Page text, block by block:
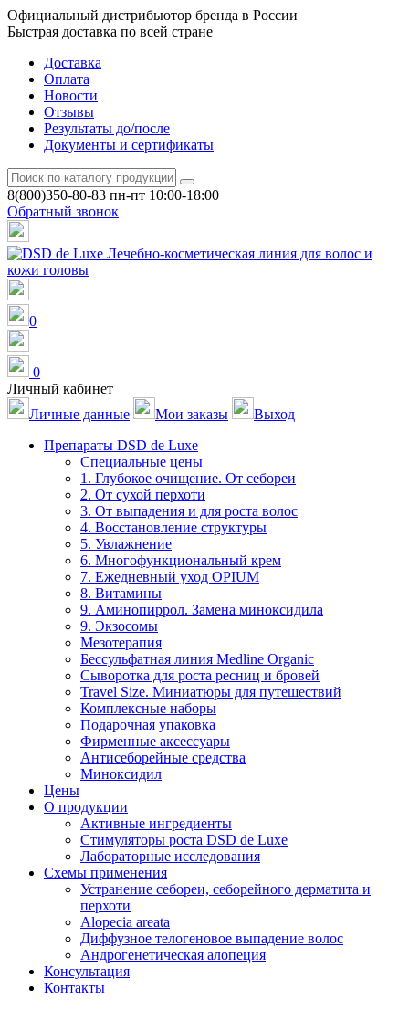
Официальный дистрибьютор бренда в России
Быстрая доставка по всей стране
Доставка
Оплата
Новости
Отзывы
Результаты до/после
Документы и сертификаты
8(800)350-80-83 пн-пт 10:00-18:00
Обратный звонок
0
0
Личный кабинет
Личные данные
Мои заказы
Выход
Препараты DSD de Luxe
Специальные цены
1. Глубокое очищение. От себореи
2. От сухой перхоти
3. От выпадения и для роста волос
4. Восстановление структуры
5. Увлажнение
6. Многофункциональный крем
7. Ежедневный уход OPIUM
8. Витамины
9. Аминопиррол. Замена миноксидила
9. Экзосомы
Мезотерапия
Бессульфатная линия Medline Organic
Сыворотка для роста ресниц и бровей
Travel Size. Миниатюры для путешествий
Комплексные наборы
Подарочная упаковка
Фирменные аксессуары
Антисеборейные средства
Миноксидил
Цены
О продукции
Активные ингредиенты
Стимуляторы роста DSD de Luxe
Лабораторные исследования
Схемы применения
Устранение себореи, себорейного дерматита и
перхоти
Alopecia areata
Диффузное телогеновое выпадение волос
Андрогенетическая алопеция
Консультация
Контакты